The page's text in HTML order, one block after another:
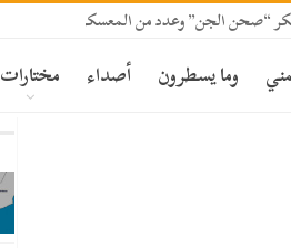
“صحن الجن” وعدد من المعسكرات بمأرب
وما يسطرون أصداء مختارات